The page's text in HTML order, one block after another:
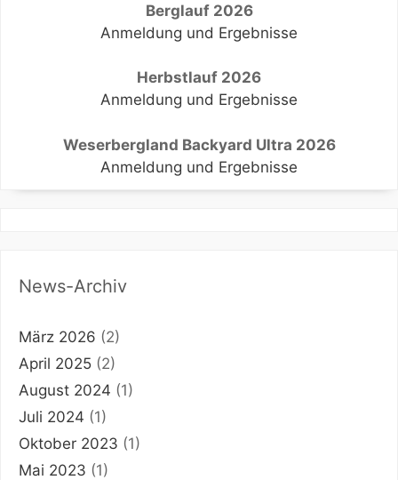
Berglauf 2026
Anmeldung und Ergebnisse
Herbstlauf 2026
Anmeldung und Ergebnisse
Weserbergland Backyard Ultra 2026
Anmeldung und Ergebnisse
News-Archiv
März 2026 (2)
April 2025 (2)
August 2024 (1)
Juli 2024 (1)
Oktober 2023 (1)
Mai 2023 (1)